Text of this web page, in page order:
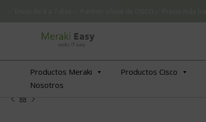
Productos Meraki Productos Cisco
Nosotros